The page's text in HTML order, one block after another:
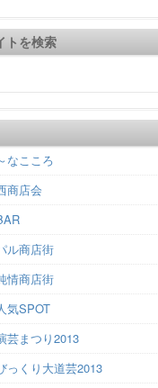
トを検索
なこころ
商店会
ル商店街
情商店街
気SPOT
芸まつり2013
っくり大道芸2013